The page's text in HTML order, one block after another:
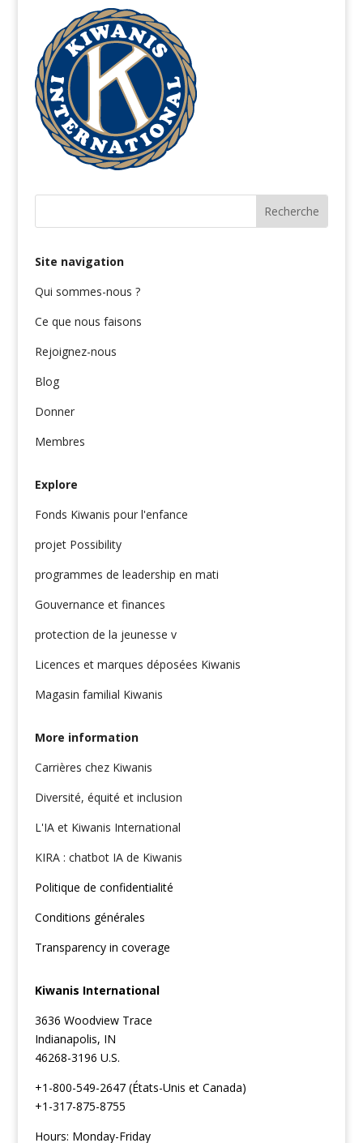
Site navigation
Qui sommes-nous ?
Ce que nous faisons
Rejoignez-nous
Blog
Donner
Membres
Explore
Fonds Kiwanis pour l'enfance
projet Possibility
programmes de leadership en mati
Gouvernance et finances
protection de la jeunesse v
Licences et marques déposées Kiwanis
Magasin familial Kiwanis
More information
Carrières chez Kiwanis
Diversité, équité et inclusion
L'IA et Kiwanis International
KIRA : chatbot IA de Kiwanis
Politique de confidentialité
Conditions générales
Transparency in coverage
Kiwanis International
3636 Woodview Trace
Indianapolis, IN
46268-3196 U.S.
+1-800-549-2647 (États-Unis et Canada)
+1-317-875-8755
Hours: Monday-Friday